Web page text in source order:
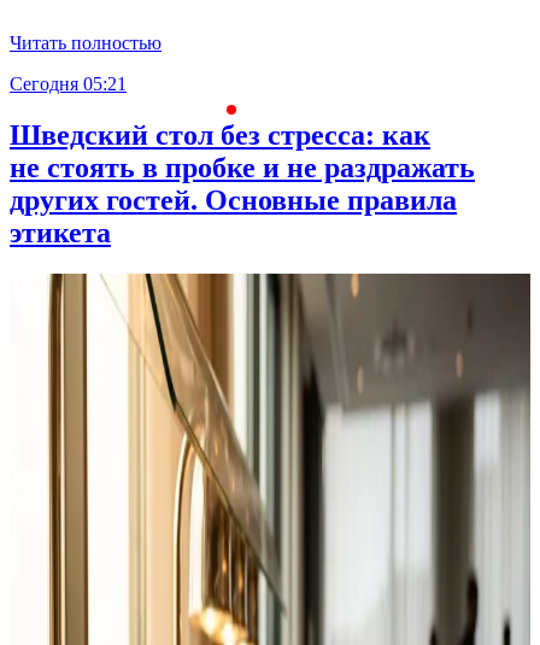
Читать полностью
Сегодня 05:21
Шведский стол без стресса: как
не стоять в пробке и не раздражать
других гостей. Основные правила
этикета